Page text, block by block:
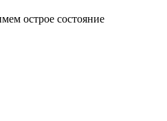
острое состояние